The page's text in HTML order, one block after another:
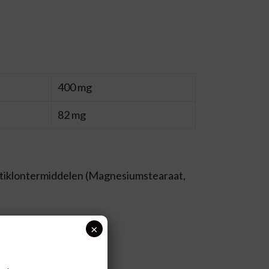
400 mg
82 mg
(Magnesiumstearaat,
tijdens de maaltijd.
×